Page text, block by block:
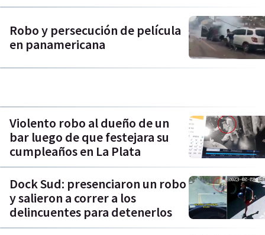
Robo y persecución de película
en panamericana
Violento robo al dueño de un
bar luego de que festejara su
cumpleaños en La Plata
Dock Sud: presenciaron un robo
y salieron a correr a los
delincuentes para detenerlos